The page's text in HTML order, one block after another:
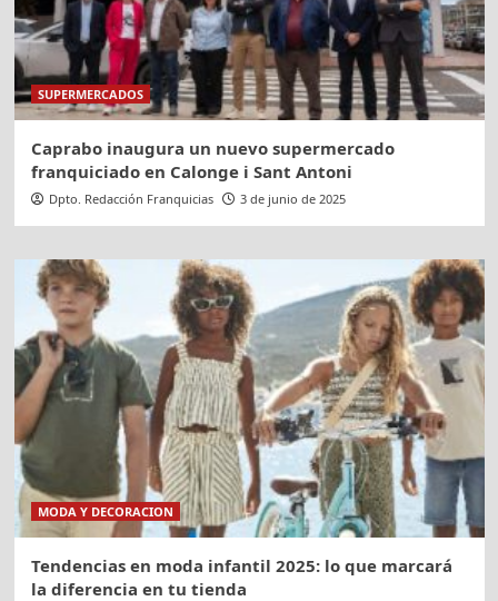
SUPERMERCADOS
Caprabo inaugura un nuevo supermercado
franquiciado en Calonge i Sant Antoni
Dpto. Redacción Franquicias 3 de junio de 2025
MODA Y DECORACION
Tendencias en moda infantil 2025: lo que marcará
la diferencia en tu tienda